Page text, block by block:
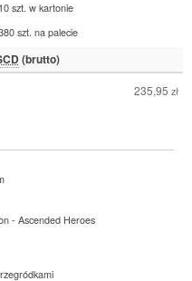
10 szt. w kartonie
szt. na palecie
(brutto)
235,95 zł
- Ascended Heroes